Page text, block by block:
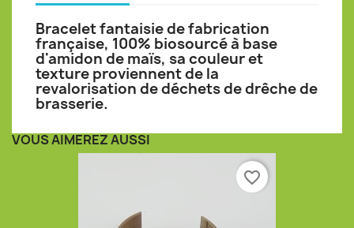
Bracelet fantaisie de fabrication
française, 100% biosourcé à base
d'amidon de maïs, sa couleur et
texture proviennent de la
revalorisation de déchets de drêche de
brasserie.
VOUS AIMEREZ AUSSI
favorite_border